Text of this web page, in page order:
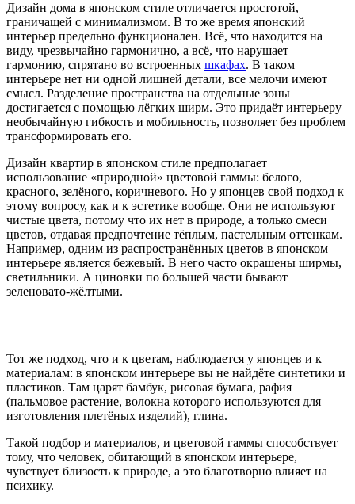
Дизайн дома в японском стиле отличается простотой,
граничащей с минимализмом. В то же время японский
интерьер предельно функционален. Всё, что находится на
виду, чрезвычайно гармонично, а всё, что нарушает
гармонию, спрятано во встроенных шкафах. В таком
интерьере нет ни одной лишней детали, все мелочи имеют
смысл. Разделение пространства на отдельные зоны
достигается с помощью лёгких ширм. Это придаёт интерьеру
необычайную гибкость и мобильность, позволяет без проблем
трансформировать его.
Дизайн квартир в японском стиле предполагает
использование «природной» цветовой гаммы: белого,
красного, зелёного, коричневого. Но у японцев свой подход к
этому вопросу, как и к эстетике вообще. Они не используют
чистые цвета, потому что их нет в природе, а только смеси
цветов, отдавая предпочтение тёплым, пастельным оттенкам.
Например, одним из распространённых цветов в японском
интерьере является бежевый. В него часто окрашены ширмы,
светильники. А циновки по большей части бывают
зеленовато-жёлтыми.
Тот же подход, что и к цветам, наблюдается у японцев и к
материалам: в японском интерьере вы не найдёте синтетики и
пластиков. Там царят бамбук, рисовая бумага, рафия
(пальмовое растение, волокна которого используются для
изготовления плетёных изделий), глина.
Такой подбор и материалов, и цветовой гаммы способствует
тому, что человек, обитающий в японском интерьере,
чувствует близость к природе, а это благотворно влияет на
психику.